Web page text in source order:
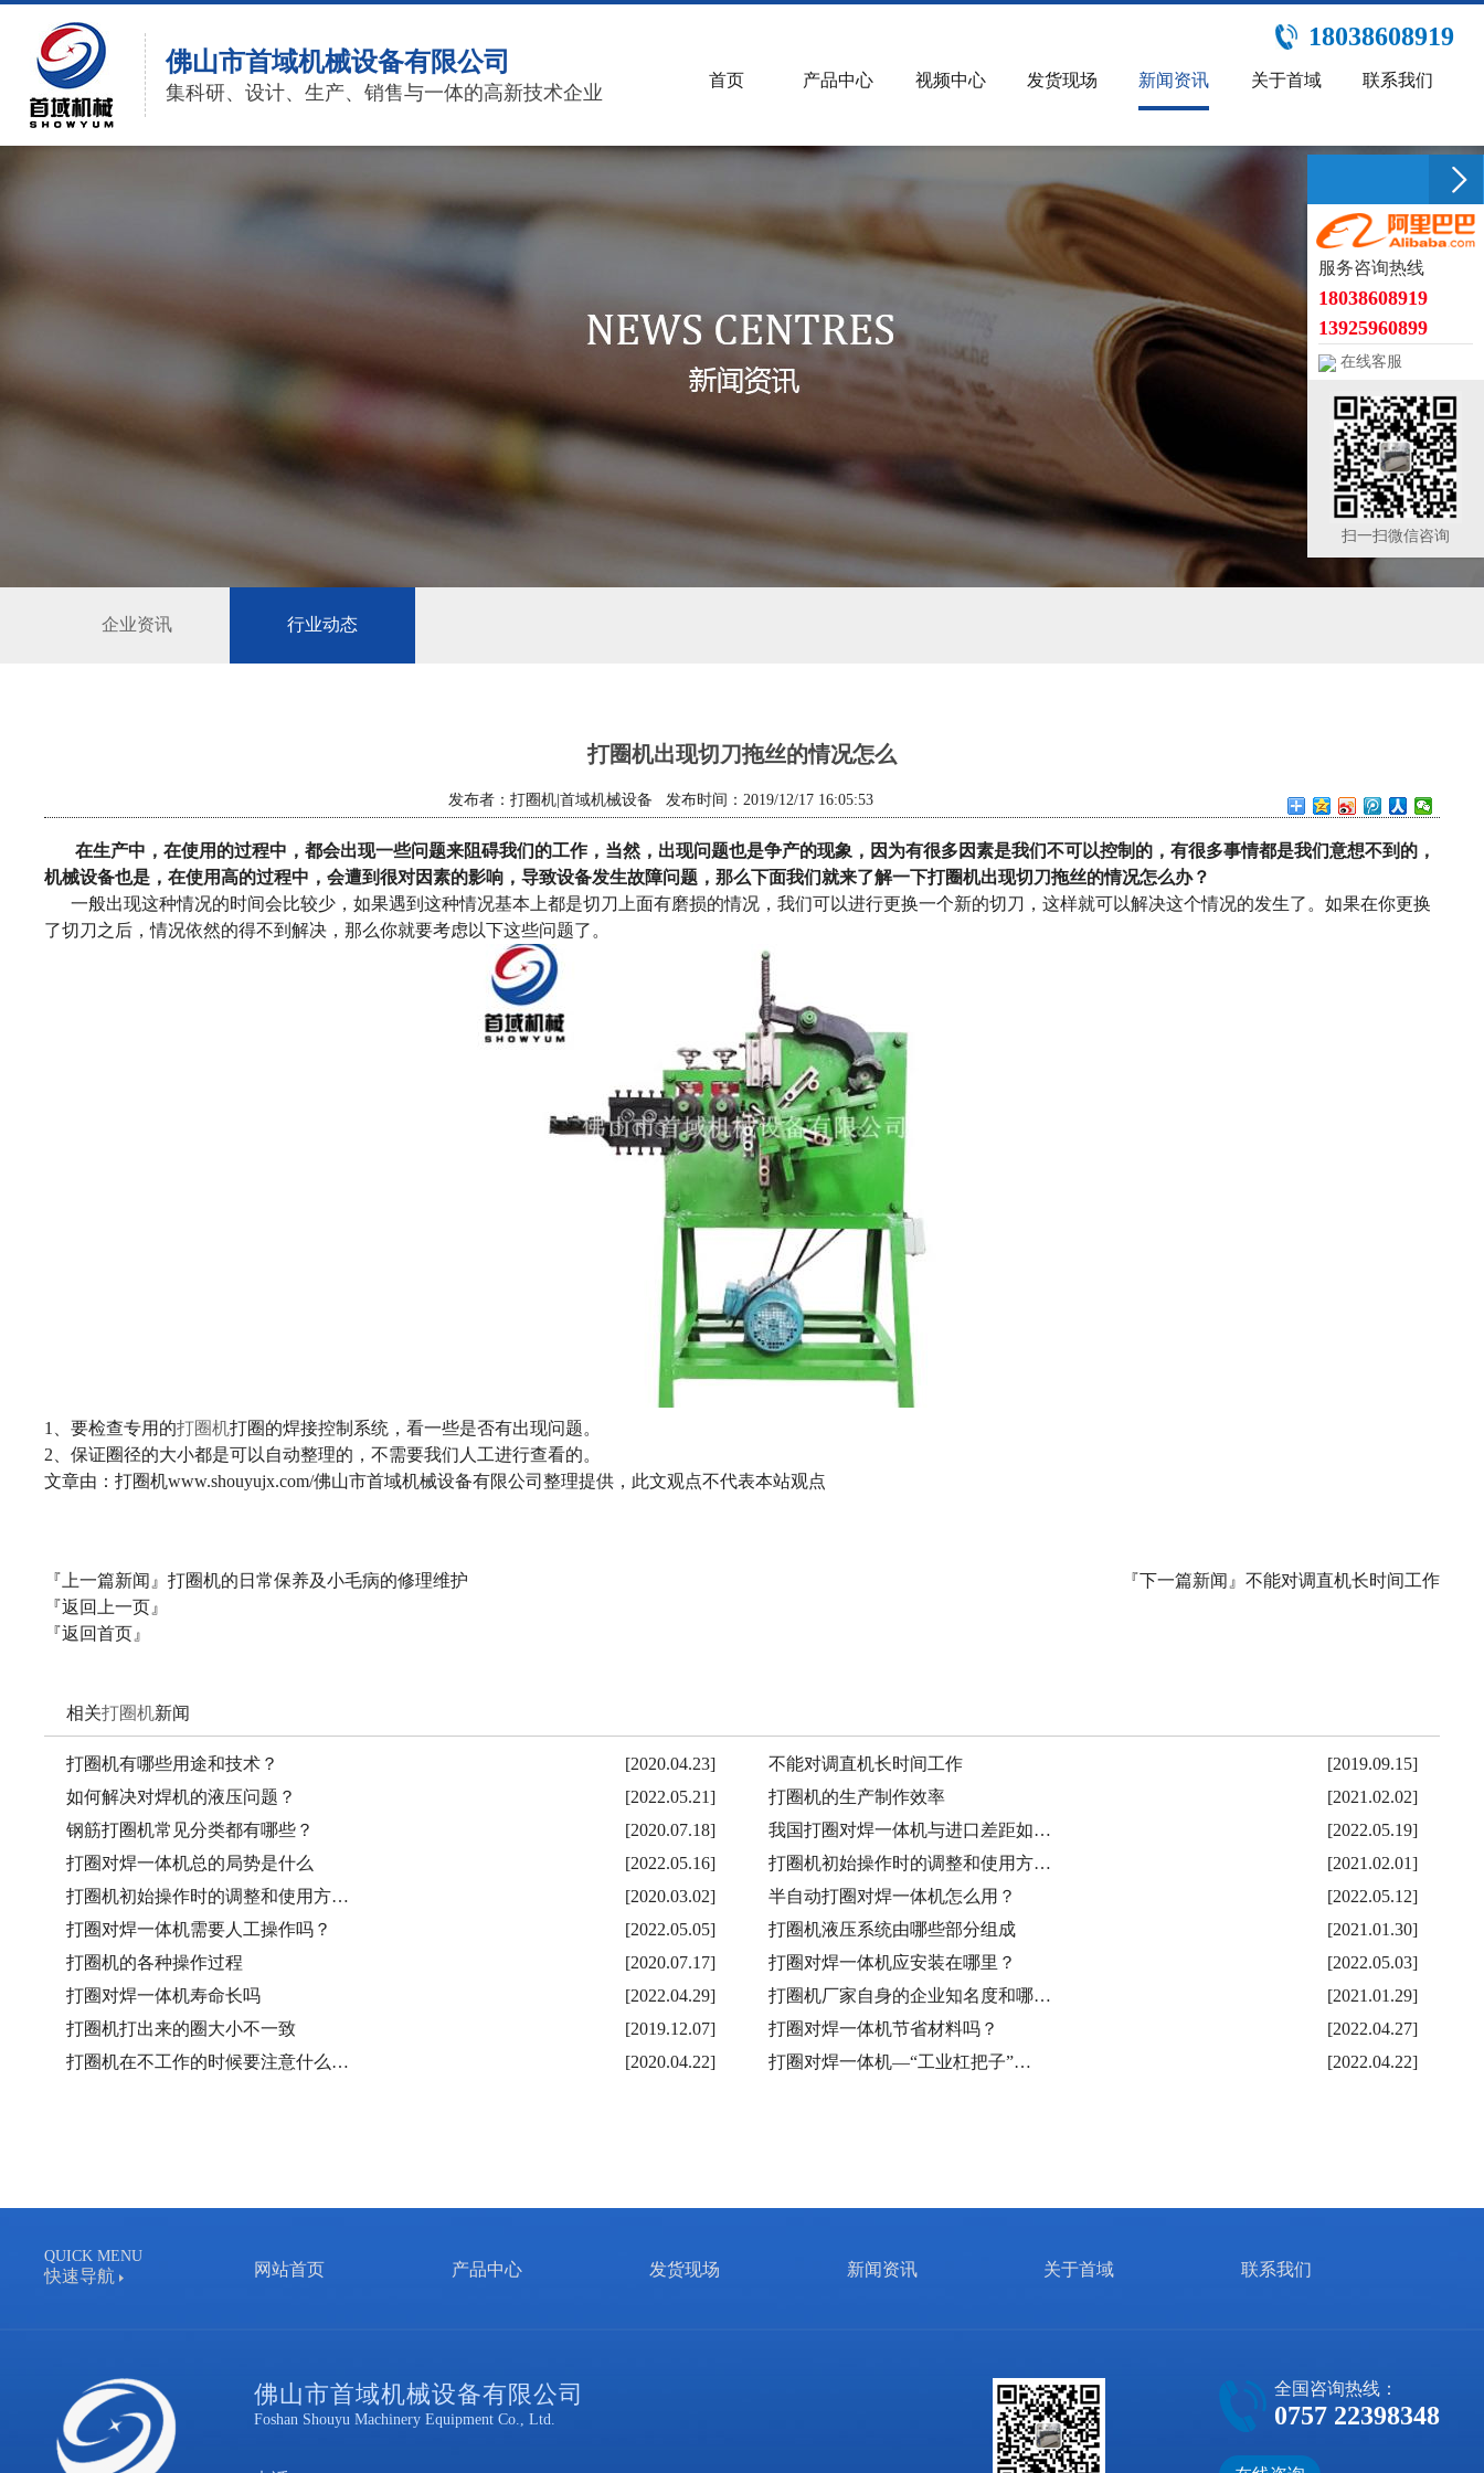
佛山市首域机械设备有限公司
集科研、设计、生产、销售与一体的高新技术企业
18038608919
首页 产品中心 视频中心 发货现场 新闻资讯 关于首域 联系我们
企业资讯 行业动态
打圈机出现切刀拖丝的情况怎么
发布者：打圈机|首域机械设备 发布时间：2019/12/17 16:05:53
在生产中，在使用的过程中，都会出现一些问题来阻碍我们的工作，当然，出现问题也是争产的现象，因为有很多因素是我们不可以控制的，有很多事情都是我们意想不到的，
机械设备也是，在使用高的过程中，会遭到很对因素的影响，导致设备发生故障问题，那么下面我们就来了解一下打圈机出现切刀拖丝的情况怎么办？
一般出现这种情况的时间会比较少，如果遇到这种情况基本上都是切刀上面有磨损的情况，我们可以进行更换一个新的切刀，这样就可以解决这个情况的发生了。如果在你更换
了切刀之后，情况依然的得不到解决，那么你就要考虑以下这些问题了。
1、要检查专用的打圈机打圈的焊接控制系统，看一些是否有出现问题。
2、保证圈径的大小都是可以自动整理的，不需要我们人工进行查看的。
文章由：打圈机www.shouyujx.com/佛山市首域机械设备有限公司整理提供，此文观点不代表本站观点
『上一篇新闻』打圈机的日常保养及小毛病的修理维护 『下一篇新闻』 不能对调直机长时间工作
『返回上一页』
『返回首页』
相关打圈机新闻
[2020.04.23]
打圈机有哪些用途和技术？ [2019.09.15]
不能对调直机长时间工作
[2022.05.21]
如何解决对焊机的液压问题？ [2021.02.02]
打圈机的生产制作效率
[2020.07.18]
钢筋打圈机常见分类都有哪些？ [2022.05.19]
我国打圈对焊一体机与进口差距如…
[2022.05.16]
打圈对焊一体机总的局势是什么 [2021.02.01]
打圈机初始操作时的调整和使用方…
[2020.03.02]
打圈机初始操作时的调整和使用方… [2022.05.12]
半自动打圈对焊一体机怎么用？
[2022.05.05]
打圈对焊一体机需要人工操作吗？ [2021.01.30]
打圈机液压系统由哪些部分组成
[2020.07.17]
打圈机的各种操作过程 [2022.05.03]
打圈对焊一体机应安装在哪里？
[2022.04.29]
打圈对焊一体机寿命长吗 [2021.01.29]
打圈机厂家自身的企业知名度和哪…
[2019.12.07]
打圈机打出来的圈大小不一致 [2022.04.27]
打圈对焊一体机节省材料吗？
[2020.04.22]
打圈机在不工作的时候要注意什么… [2022.04.22]
打圈对焊一体机—“工业杠把子”…
QUICK MENU
快速导航 网站首页 产品中心 发货现场 新闻资讯 关于首域 联系我们
佛山市首域机械设备有限公司
Foshan Shouyu Machinery Equipment Co., Ltd.
全国咨询热线：
0757 22398348
服务咨询热线
18038608919
13925960899
在线客服
扫一扫微信咨询